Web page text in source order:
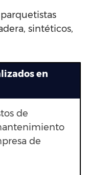
sintéticos,
en
de
de